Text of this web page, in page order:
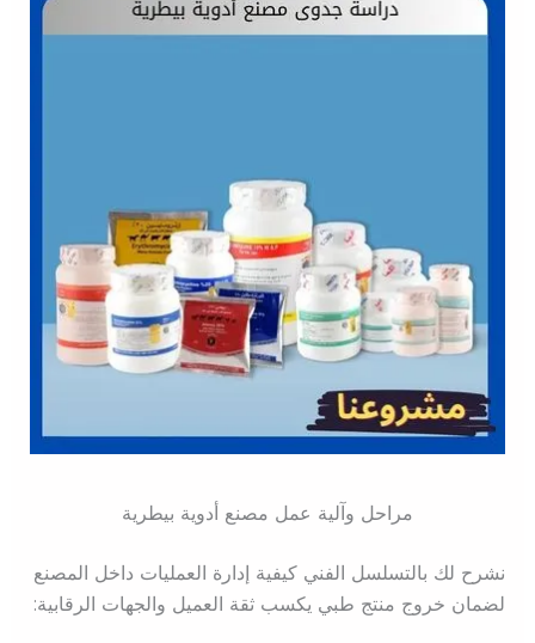
مراحل وآلية عمل مصنع أدوية بيطرية
نشرح لك بالتسلسل الفني كيفية إدارة العمليات داخل المصنع
لضمان خروج منتج طبي يكسب ثقة العميل والجهات الرقابية: